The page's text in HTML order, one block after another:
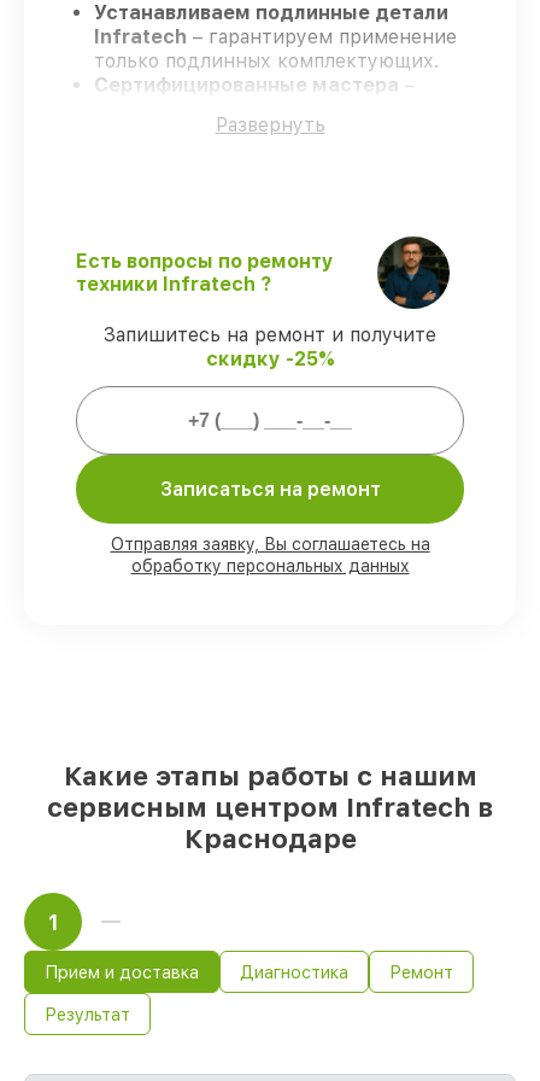
Устанавливаем подлинные детали
Infratech – гарантируем применение
только подлинных комплектующих.
Сертифицированные мастера –
обеспечивает надёжную работу
без задержек.
Официальная гарантия
– все
ремонтные услуги и комплектующие
защищены гарантийной поддержкой до
Мы гарантируем:
заказов проводим с возможностью
90%деталей Infratech готовы к
установке в Краснодаре, остальные
Развернуть
Есть вопросы по ремонту
техники Infratech ?
Запишитесь на ремонт и получите
скидку -25%
Записаться на ремонт
Отправляя заявку, Вы соглашаетесь на
обработку персональных данных
Какие этапы работы с нашим
сервисным центром Infratech в
Краснодаре
1
Прием и доставка Диагностика Ремонт
Результат